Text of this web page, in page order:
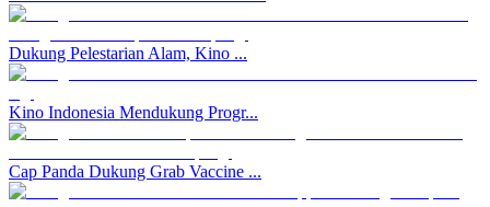
Dukung Pelestarian Alam, Kino ...
Kino Indonesia Mendukung Progr...
Cap Panda Dukung Grab Vaccine ...